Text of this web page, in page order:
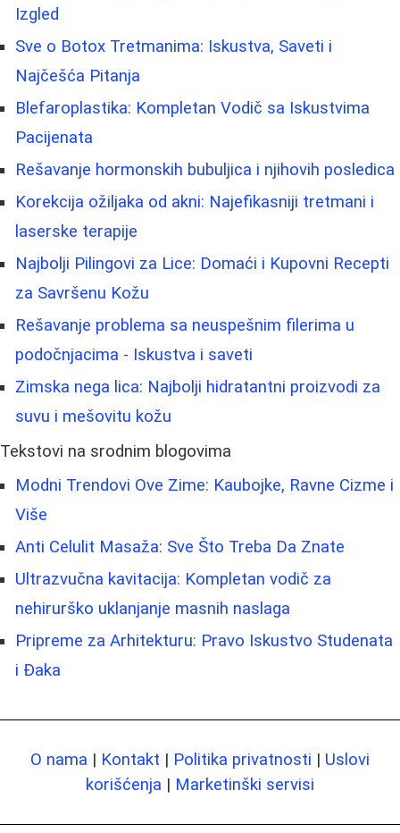
Izgled
Sve o Botox Tretmanima: Iskustva, Saveti i
Najčešća Pitanja
Blefaroplastika: Kompletan Vodič sa Iskustvima
Pacijenata
Rešavanje hormonskih bubuljica i njihovih posledica
Korekcija ožiljaka od akni: Najefikasniji tretmani i
laserske terapije
Najbolji Pilingovi za Lice: Domaći i Kupovni Recepti
za Savršenu Kožu
Rešavanje problema sa neuspešnim filerima u
podočnjacima - Iskustva i saveti
Zimska nega lica: Najbolji hidratantni proizvodi za
suvu i mešovitu kožu
Tekstovi na srodnim blogovima
Modni Trendovi Ove Zime: Kaubojke, Ravne Cizme i
Više
Anti Celulit Masaža: Sve Što Treba Da Znate
Ultrazvučna kavitacija: Kompletan vodič za
nehirurško uklanjanje masnih naslaga
Pripreme za Arhitekturu: Pravo Iskustvo Studenata
i Đaka
O nama | Kontakt | Politika privatnosti | Uslovi
korišćenja | Marketinški servisi